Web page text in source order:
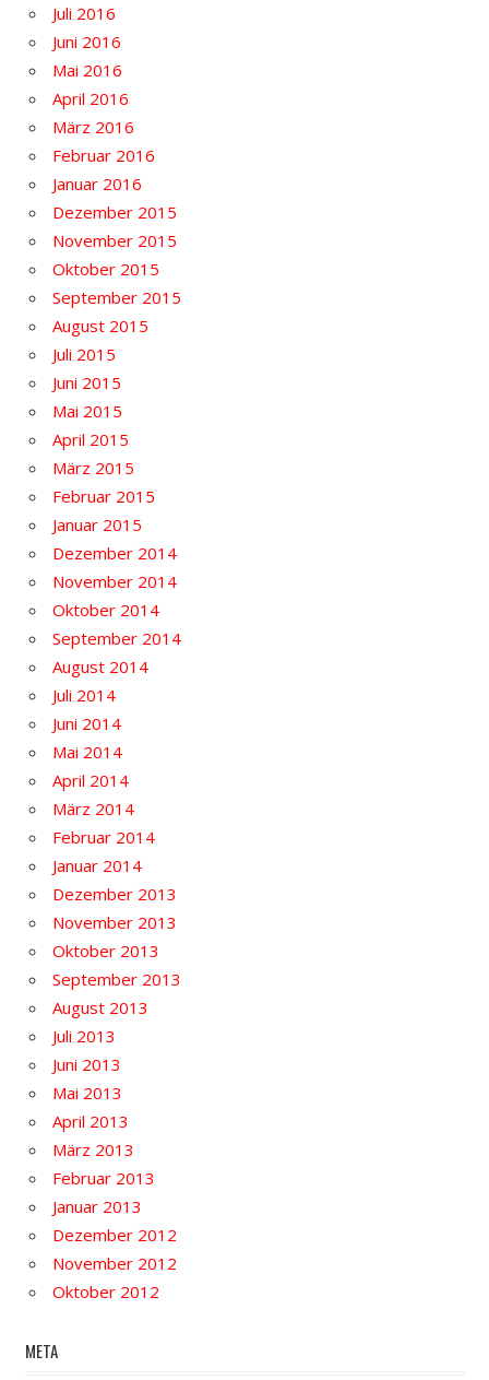
Juli 2016
Juni 2016
Mai 2016
April 2016
März 2016
Februar 2016
Januar 2016
Dezember 2015
November 2015
Oktober 2015
September 2015
August 2015
Juli 2015
Juni 2015
Mai 2015
April 2015
März 2015
Februar 2015
Januar 2015
Dezember 2014
November 2014
Oktober 2014
September 2014
August 2014
Juli 2014
Juni 2014
Mai 2014
April 2014
März 2014
Februar 2014
Januar 2014
Dezember 2013
November 2013
Oktober 2013
September 2013
August 2013
Juli 2013
Juni 2013
Mai 2013
April 2013
März 2013
Februar 2013
Januar 2013
Dezember 2012
November 2012
Oktober 2012
META